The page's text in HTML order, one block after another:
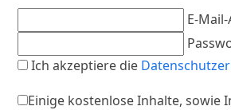
E-
Ich akzeptiere die
Einige kostenlose Inhalte, sowie